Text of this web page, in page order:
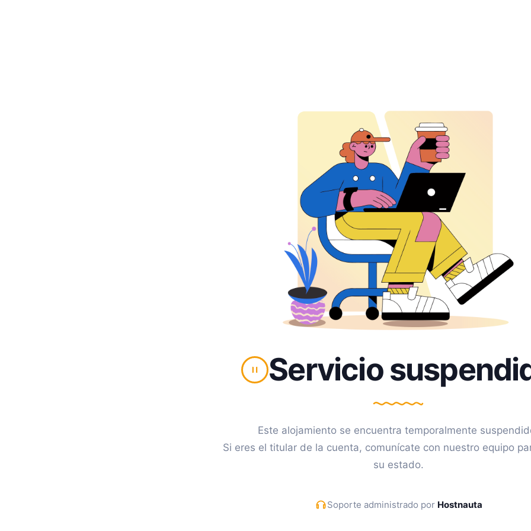
Servicio
Este alojamiento se encuentra temporalmente
Si eres el titular de la cuenta, comunícate con nuestro equipo
su estado.
Soporte administrado por Hostnauta